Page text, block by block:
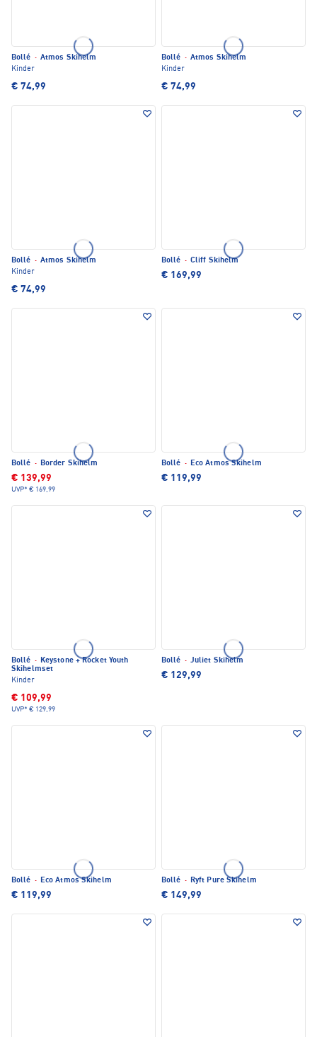
Bollé · Atmos Skihelm
Kinder
€ 74,99
Bollé · Atmos Skihelm
Kinder
€ 74,99
Bollé · Atmos Skihelm
Kinder
€ 74,99
Bollé · Cliff Skihelm
€ 169,99
Bollé · Border Skihelm
€ 139,99
UVP* € 169,99
Bollé · Eco Atmos Skihelm
€ 119,99
Bollé · Keystone + Rocket Youth
Skihelmset
Kinder
€ 109,99
UVP* € 129,99
Bollé · Juliet Skihelm
€ 129,99
Bollé · Eco Atmos Skihelm
€ 119,99
Bollé · Ryft Pure Skihelm
€ 149,99